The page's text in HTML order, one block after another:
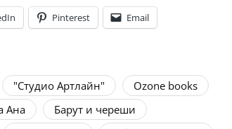
Pinterest Email
"Студио Артлайн"
Ozone books
Ана
Барут и череши